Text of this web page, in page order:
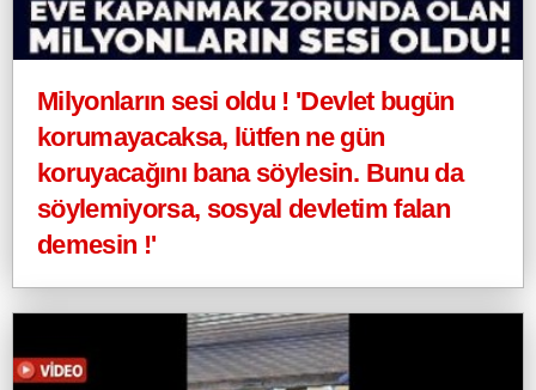
Milyonların sesi oldu ! 'Devlet bugün
korumayacaksa, lütfen ne gün
koruyacağını bana söylesin. Bunu da
söylemiyorsa, sosyal devletim falan
demesin !'